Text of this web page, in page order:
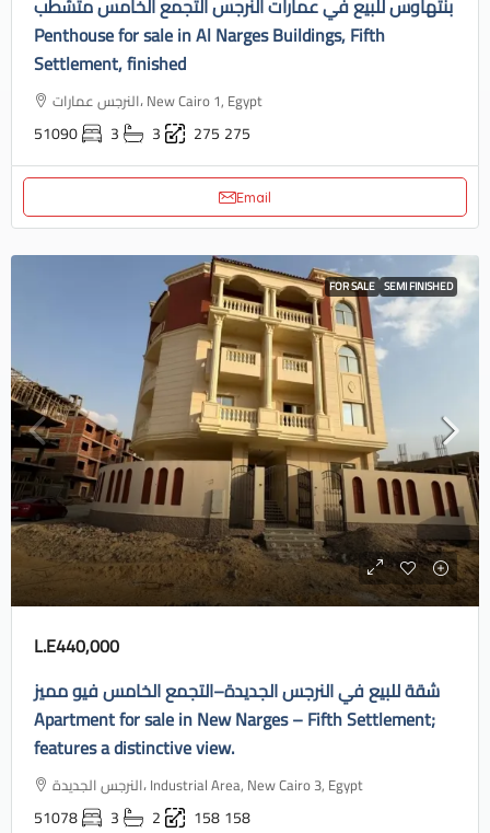
بنتهاوس للبيع في عمارات النرجس التجمع الخامس متشطب
Penthouse for sale in Al Narges Buildings, Fifth
Settlement, finished
النرجس عمارات، New Cairo 1, Egypt
51090 3 3 275 275
Email
FOR SALE SEMI FINISHED
L.E440,000
شقة للبيع في النرجس الجديدة–التجمع الخامس فيو مميز
Apartment for sale in New Narges – Fifth Settlement;
features a distinctive view.
النرجس الجديدة، Industrial Area, New Cairo 3, Egypt
51078 3 2 158158